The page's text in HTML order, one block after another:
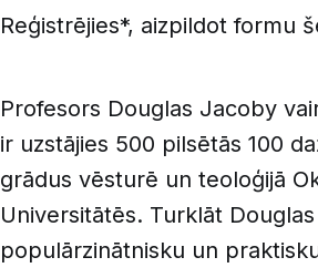
Reģistrējies*, aizpildot formu
Profesors Douglas Jacoby
ir uzstājies 500 pilsētās 100
grādus vēsturē un teoloģijā
Universitātēs. Turklāt
populārzinātnisku un